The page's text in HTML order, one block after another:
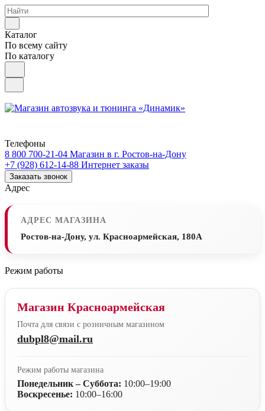
Каталог
По всему сайту
По каталогу
Телефоны
8 800 700-21-04 Магазин в г. Ростов-на-Дону
+7 (928) 612-14-88 Интернет заказы
Заказать звонок
Адрес
АДРЕС МАГАЗИНА
Ростов-на-Дону, ул. Красноармейская, 180А
Режим работы
Магазин Красноармейская
Почта для связи с розничным магазином
dubpl8@mail.ru
Режим работы магазина
Понедельник – Суббота: 10:00–19:00
Воскресенье: 10:00–16:00